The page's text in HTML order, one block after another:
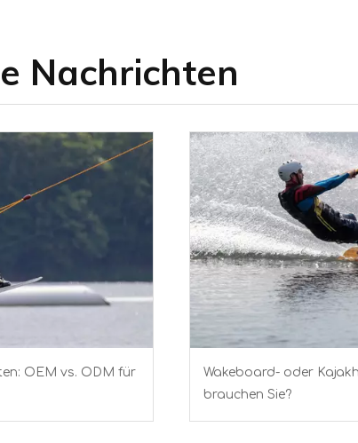
Nachrichten
OEM vs. ODM für
Wakeboard- oder
brauchen Sie?